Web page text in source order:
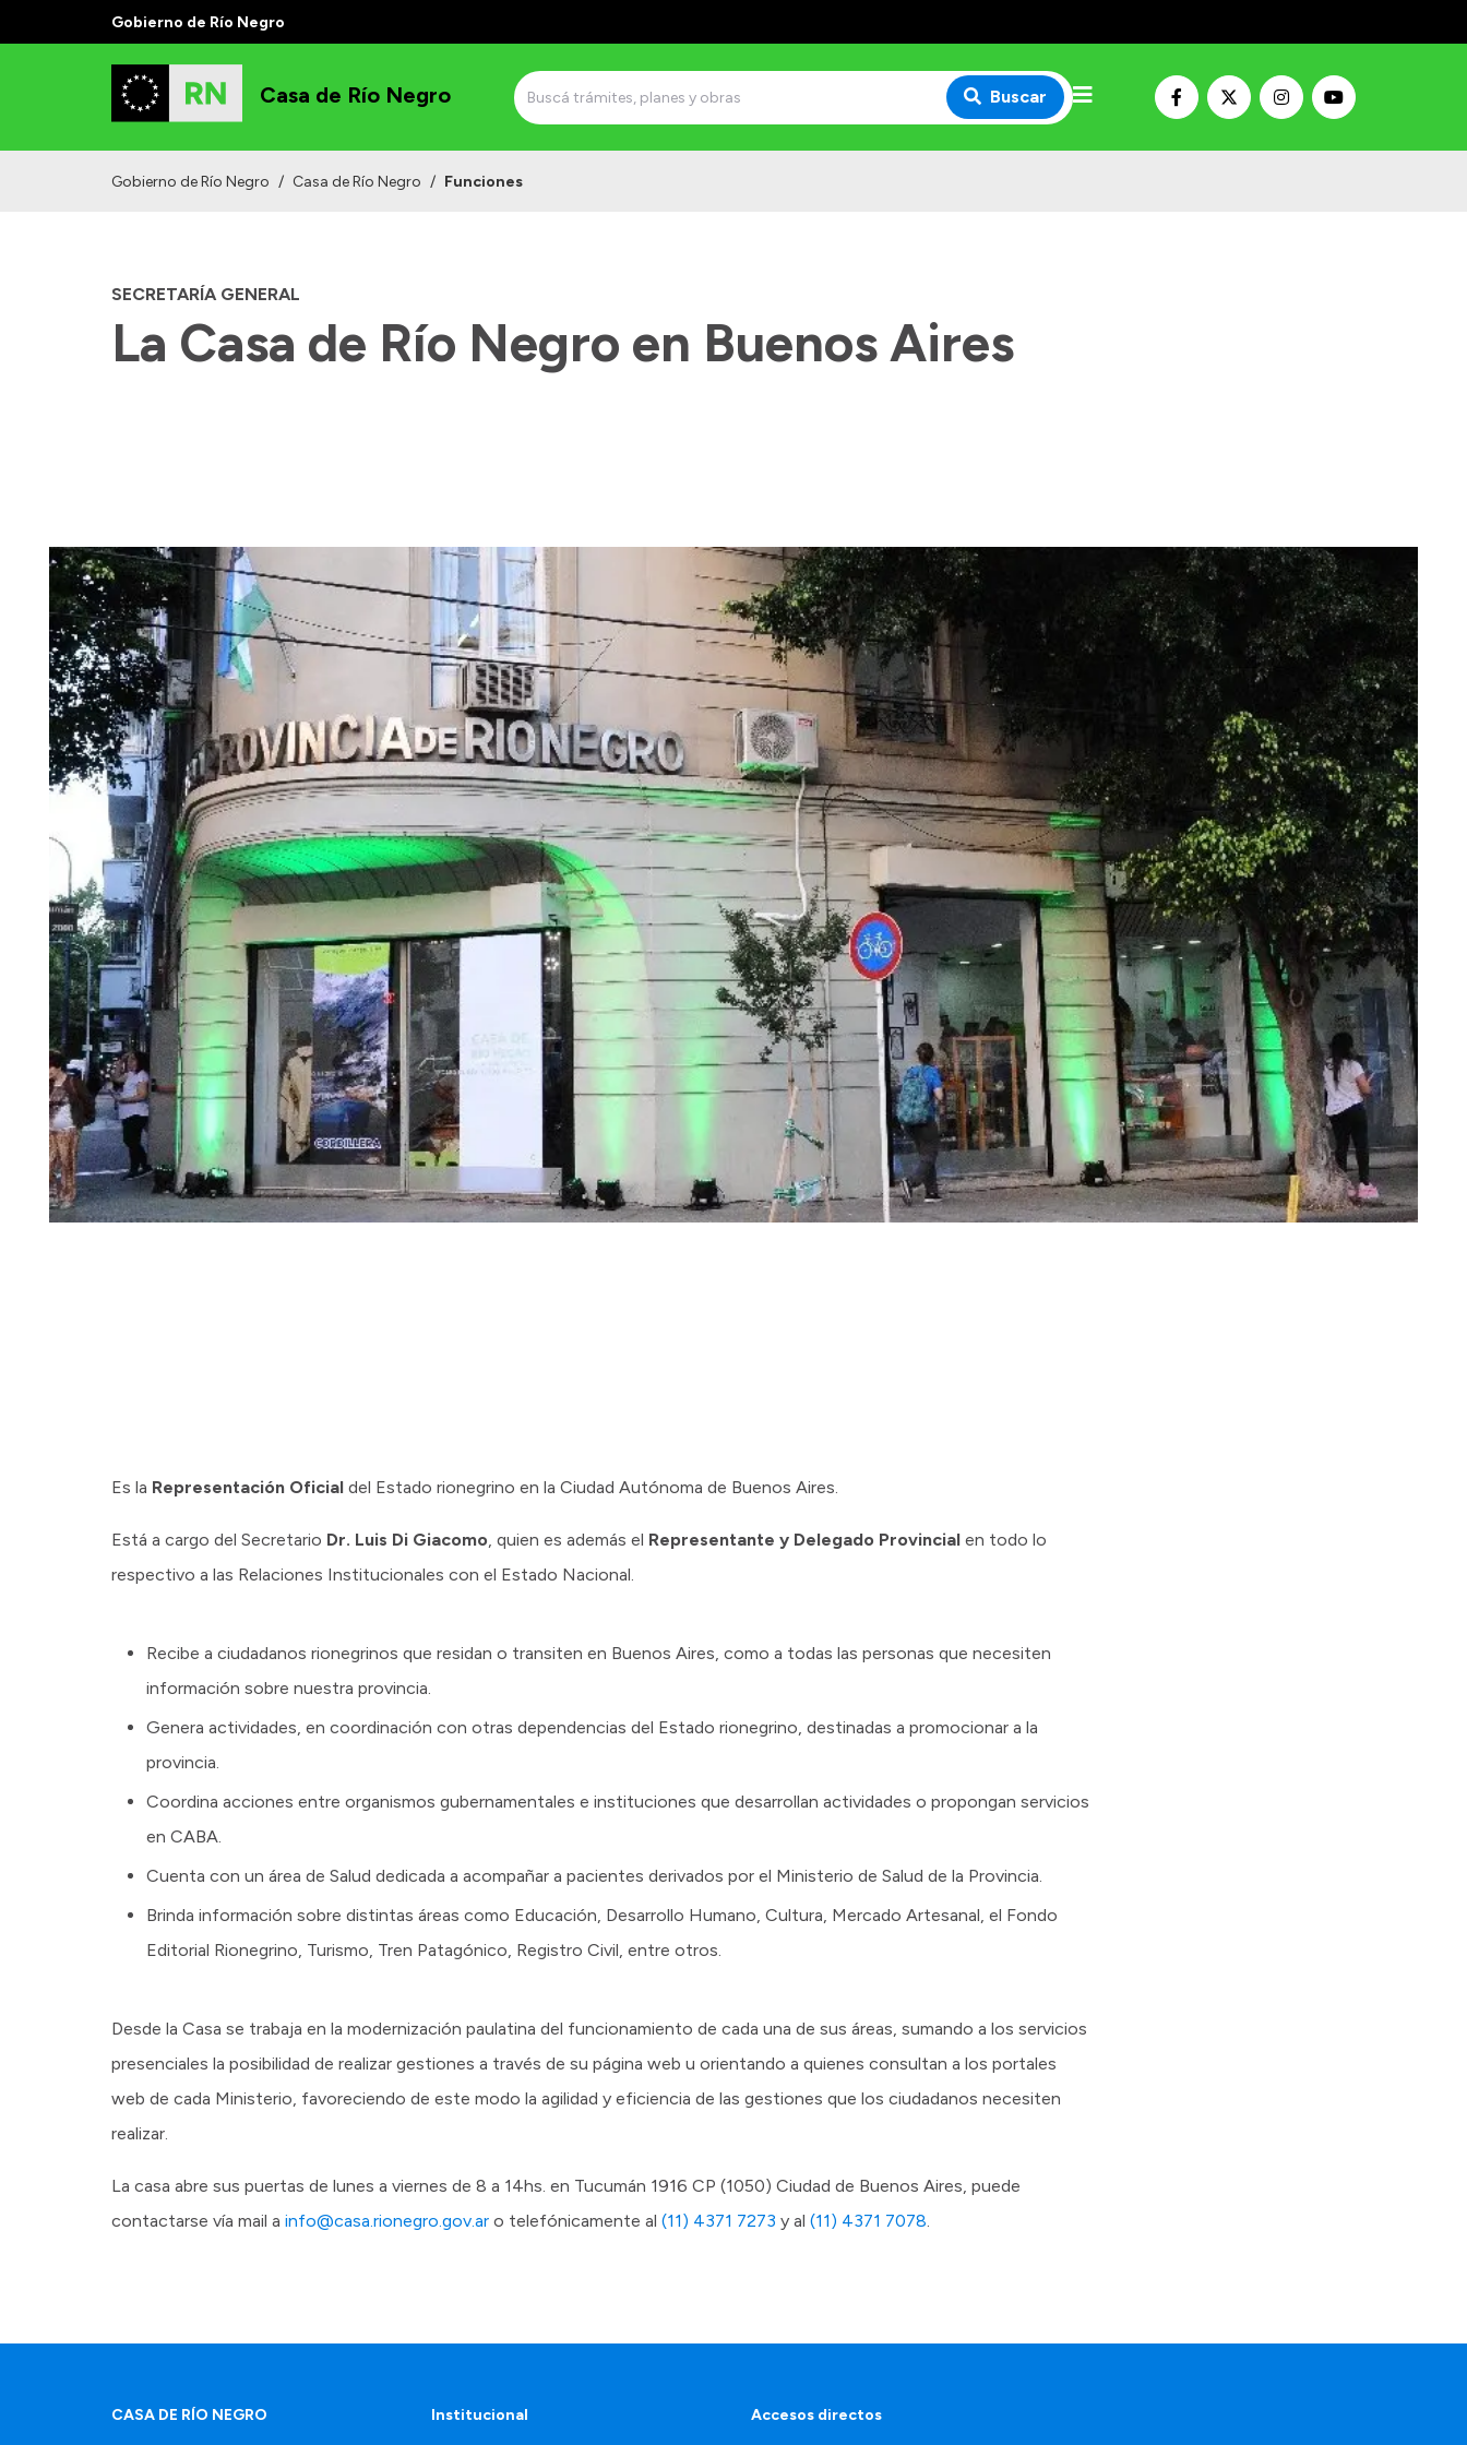
Gobierno de Río Negro
Casa de Río Negro Buscar
Gobierno de Río Negro / Casa de Río Negro / Funciones
SECRETARÍA GENERAL
La Casa de Río Negro en Buenos Aires
Es la Representación Oficial del Estado rionegrino en la Ciudad Autónoma de Buenos Aires.
Está a cargo del Secretario Dr. Luis Di Giacomo , quien es además el Representante y Delegado Provincial en todo lo
respectivo a las Relaciones Institucionales con el Estado Nacional.
Recibe a ciudadanos rionegrinos que residan o transiten en Buenos Aires, como a todas las personas que necesiten
información sobre nuestra provincia.
Genera actividades, en coordinación con otras dependencias del Estado rionegrino, destinadas a promocionar a la
provincia.
Coordina acciones entre organismos gubernamentales e instituciones que desarrollan actividades o propongan servicios
en CABA.
Cuenta con un área de Salud dedicada a acompañar a pacientes derivados por el Ministerio de Salud de la Provincia.
Brinda información sobre distintas áreas como Educación, Desarrollo Humano, Cultura, Mercado Artesanal, el Fondo
Editorial Rionegrino, Turismo, Tren Patagónico, Registro Civil, entre otros.
Desde la Casa se trabaja en la modernización paulatina del funcionamiento de cada una de sus áreas, sumando a los servicios
presenciales la posibilidad de realizar gestiones a través de su página web u orientando a quienes consultan a los portales
web de cada Ministerio, favoreciendo de este modo la agilidad y eficiencia de las gestiones que los ciudadanos necesiten
realizar.
La casa abre sus puertas de lunes a viernes de 8 a 14hs. en Tucumán 1916 CP (1050) Ciudad de Buenos Aires, puede
contactarse vía mail a info@casa.rionegro.gov.ar o telefónicamente al (11) 4371 7273 y al (11) 4371 7078
CASA DE RÍO NEGRO Institucional Accesos directos